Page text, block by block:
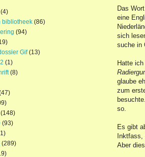
Das Wort
eine
sich
suche in
Hatte
glaube
zum
so.
Es gibt
Aber
(4)
bibliotheek (86)
(94)
Gif (13)
(1)
(8)
(148)
(93)
(289)